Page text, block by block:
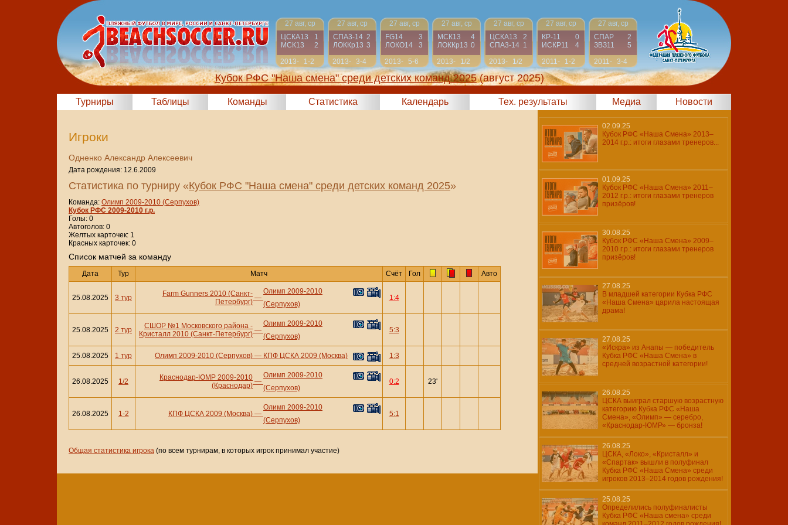
27 авг, ср
ЦСКА13
1
МСК13
2
2013-
2014
1-2
27 авг, ср
СПА3-14 2
ЛОККр13 3
2013-
2014
3-4
27 авг, ср
FG14
3
ЛОКО14
3
2013-
2014
5-6
27 авг, ср
МСК13
4
ЛОККр13 0
2013-
2014
1/2
27 авг, ср
ЦСКА13
2
СПА3-14 1
2013-
2014
1/2
27 авг, ср
КР-11
0
ИСКР11
4
2011-
2012
1-2
27 авг, ср
СПАР
2
ЗВЗ11
5
2011-
2012
3-4
Кубок РФС "Наша смена" среди детских команд 2025 (август 2025)
Турниры Таблицы Команды Статистика Календарь Тех. результаты Медиа Новости
Игроки
Одненко Александр Алексеевич
Дата рождения: 12.6.2009
Статистика по турниру «Кубок РФС "Наша смена" среди детских команд 2025»
Команда: Олимп 2009-2010 (Серпухов)
Кубок РФС 2009-2010 г.р.
Голы: 0
Автоголов: 0
Желтых карточек: 1
Красных карточек: 0
Cписок матчей за команду
Дата Тур Матч Счёт Гол Авто
25.08.2025 3 тур
Farm Gunners 2010 (Санкт-
Петербург) —
Олимп 2009-2010
(Серпухов)
1:4
25.08.2025 2 тур
СШОР №1 Московского района -
Кристалл 2010 (Санкт-Петербург) —
Олимп 2009-2010
(Серпухов)
5:3
25.08.2025 1 тур Олимп 2009-2010 (Серпухов) — КПФ ЦСКА 2009 (Москва) 1:3
26.08.2025 1/2
Краснодар-ЮМР 2009-2010
(Краснодар) —
Олимп 2009-2010
(Серпухов)
0:2 23'
26.08.2025 1-2 КПФ ЦСКА 2009 (Москва) —
Олимп 2009-2010
(Серпухов)
5:1
Общая статистика игрока (по всем турнирам, в которых игрок принимал участие)
02.09.25
Кубок РФС «Наша Смена» 2013–
2014 г.р.: итоги глазами тренеров...
01.09.25
Кубок РФС «Наша Смена» 2011–
2012 г.р.: итоги глазами тренеров
призёров!
30.08.25
Кубок РФС «Наша Смена» 2009–
2010 г.р.: итоги глазами тренеров
призёров!
27.08.25
В младшей категории Кубка РФС
«Наша Смена» царила настоящая
драма!
27.08.25
«Искра» из Анапы — победитель
Кубка РФС «Наша Смена» в
средней возрастной категории!
26.08.25
ЦСКА выиграл старшую возрастную
категорию Кубка РФС «Наша
Смена», «Олимп» — серебро,
«Краснодар-ЮМР» — бронза!
26.08.25
ЦСКА, «Локо», «Кристалл» и
«Спартак» вышли в полуфинал
Кубка РФС «Наша Смена» среди
игроков 2013–2014 годов рождения!
25.08.25
Определились полуфиналисты
Кубка РФС «Наша смена» среди